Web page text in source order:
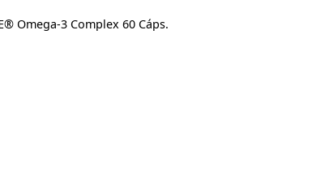
Omega-3 Complex 60 Cáps.